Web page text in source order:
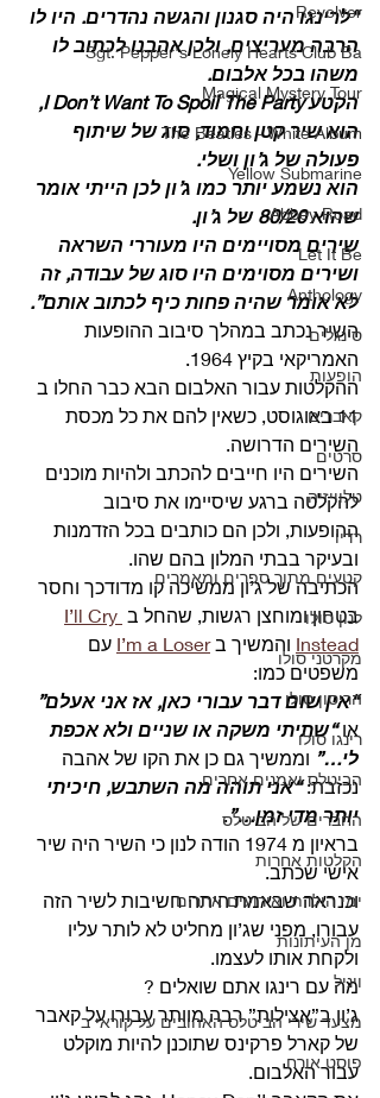
Revolver
Sgt. Pepper's Lonely Hearts Club Ba
Magical Mystery Tour
The Beatles - White Album
Yellow Submarine
Abbey Road
Let It Be
Anthology
סינגלים
הופעות
קאברים
סרטים
טלוויזיה
רדיו
קטעים מתוך ספרים ומאמרים
לנון סולו
מקרטני סולו
הריסון סולו
רינגו סולו
הביטלס ואמנים אחרים
החברים של הביטלס
הקלטות אחרות
ימי הולדת ואירועים אחרים
מן העיתונות
ויניל
מצעד שירי הביטלס האהובים על קוראי ב
פוסט אורח
“לרינגו היה סגנון והגשה נהדרים. היו לו
הרבה מעריצים, ולכן אהבנו לכתוב לו
משהו בכל אלבום.
הקטע I Don’t Want To Spoil The Party,
הוא שיר קטן וחמוד, סוג של שיתוף
פעולה של ג’ון ושלי.
הוא נשמע יותר כמו ג’ון לכן הייתי אומר
שהוא 80/20 של ג’ון.
שירים מסויימים היו מעוררי השראה
ושירים מסוימים היו סוג של עבודה, זה
לא אומר שהיה פחות כיף לכתוב אותם”.
השיר נכתב במהלך סיבוב ההופעות
האמריקאי בקיץ 1964.
ההקלטות עבור האלבום הבא כבר החלו ב
11 באוגוסט, כשאין להם את כל מכסת
השירים הדרושה.
השירים היו חייבים להכתב ולהיות מוכנים
להקלטה ברגע שיסיימו את סיבוב
ההופעות, ולכן הם כותבים בכל הזדמנות
ובעיקר בבתי המלון בהם שהו.
הכתיבה של ג’ון ממשיכה קו מדודכך וחסר
בטחון ומוחצן רגשות, שהחל ב I’ll Cry
Instead והמשיך ב I’m a Loser עם
משפטים כמו:
“אין שום דבר עבורי כאן, אז אני אעלם”
או “שתיתי משקה או שניים ולא אכפת
לי…” וממשיך גם כן את הקו של אהבה
נכזבת: “אני תוהה מה השתבש, חיכיתי
יותר מדי זמן…”.
בראיון מ 1974 הודה לנון כי השיר היה שיר
אישי שכתב.
וכנראה שבאמת היתה חשיבות לשיר הזה
עבורו, מפני שג’ון מחליט לא לותר עליו
ולקחת אותו לעצמו.
מה עם רינגו אתם שואלים ?
ג’ון ב”אצילות” רבה מוותר עבורו על קאבר
של קארל פרקינס שתוכנן להיות מוקלט
עבור האלבום.